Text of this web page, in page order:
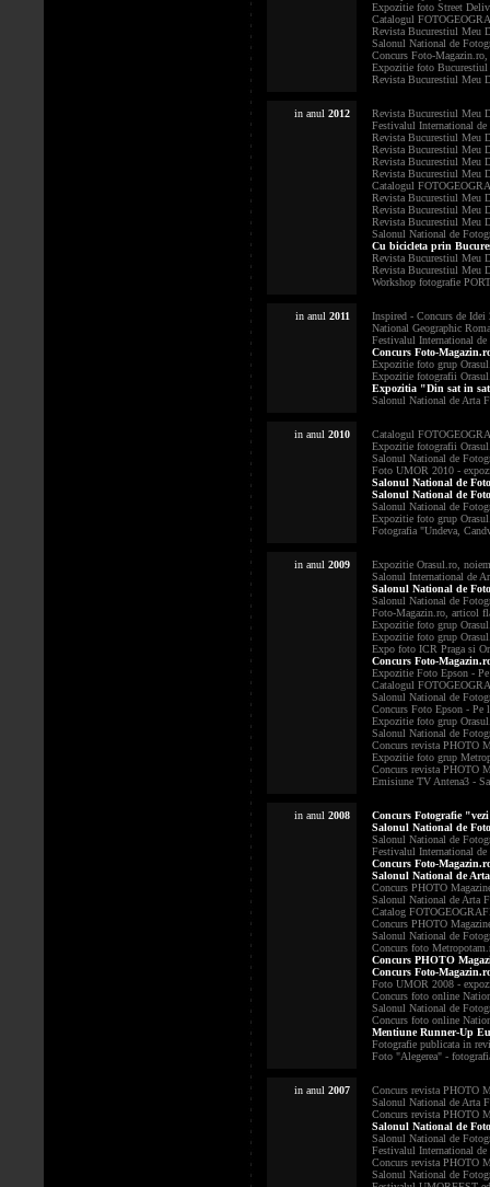
Expozitie foto Street
Catalogul
Revista Bucurestiul Meu
Salonul National de
Concurs Foto-
Expozitie foto Bucurestiul
Revista Bucurestiul Meu
in anul 2012
Revista Bucurestiul Meu
Festivalul International
Revista Bucurestiul Meu
Revista Bucurestiul Meu
Revista Bucurestiul Meu
Revista Bucurestiul Meu
Catalogul
Revista Bucurestiul Meu
Revista Bucurestiul Meu
Revista Bucurestiul Meu
Salonul National de
Cu bicicleta prin
Revista Bucurestiul Meu
Revista Bucurestiul Meu
Workshop fotografie
in anul 2011
Inspired - Concurs de
National Geographic
Festivalul International
Concurs Foto-
Expozitie foto grup
Expozitie fotografii
Expozitia "Din sat in
Salonul National de Arta
in anul 2010
Catalogul
Expozitie fotografii
Salonul National de
Foto UMOR 2010 -
Salonul National de
Salonul National de
Salonul National de
Expozitie foto grup
Fotografia "Undeva,
in anul 2009
Expozitie Orasul.ro,
Salonul International de
Salonul National de
Salonul National de
Foto-Magazin.ro, articol
Expozitie foto grup
Expozitie foto grup
Expo foto ICR Praga si
Concurs Foto-
Expozitie Foto Epson -
Catalogul
Salonul National de
Concurs Foto Epson -
Expozitie foto grup
Salonul National de
Concurs revista PHOTO
Expozitie foto grup
Concurs revista PHOTO
Emisiune TV Antena3 -
in anul 2008
Concurs Fotografie
Salonul National de
Salonul National de
Festivalul International
Concurs Foto-
Salonul National de
Concurs PHOTO
Salonul National de Arta
Catalog
Concurs PHOTO
Salonul National de
Concurs foto
Concurs PHOTO
Concurs Foto-
Foto UMOR 2008 -
Concurs foto online
Salonul National de
Concurs foto online
Mentiune Runner-Up
Fotografie publicata in
Foto "Alegerea" -
in anul 2007
Concurs revista PHOTO
Salonul National de Arta
Concurs revista PHOTO
Salonul National de
Salonul National de
Festivalul International
Concurs revista PHOTO
Salonul National de